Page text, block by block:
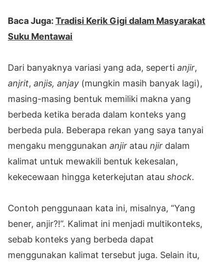
Baca Juga: Tradisi Kerik Gigi dalam Masyarakat
Suku Mentawai
Dari banyaknya variasi yang ada, seperti anjir,
anjrit, anjis, anjay (mungkin masih banyak lagi),
masing-masing bentuk memiliki makna yang
berbeda ketika berada dalam konteks yang
berbeda pula. Beberapa rekan yang saya tanyai
mengaku menggunakan anjir atau njir dalam
kalimat untuk mewakili bentuk kekesalan,
kekecewaan hingga keterkejutan atau shock.
Contoh penggunaan kata ini, misalnya, “Yang
bener, anjir?!”. Kalimat ini menjadi multikonteks,
sebab konteks yang berbeda dapat
menggunakan kalimat tersebut juga. Selain itu,